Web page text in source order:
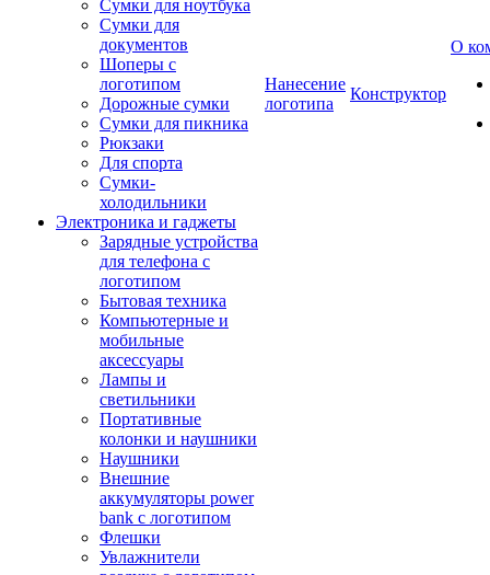
Сумки для ноутбука
Сумки для
документов
Шоперы с
логотипом
Дорожные сумки
Сумки для пикника
Рюкзаки
Для спорта
Сумки-
холодильники
Электроника и гаджеты
Зарядные устройства
для телефона с
логотипом
Бытовая техника
Компьютерные и
мобильные
аксессуары
Лампы и
светильники
Портативные
колонки и наушники
Наушники
Внешние
аккумуляторы power
bank с логотипом
Флешки
Увлажнители
Нанесение
логотипа
Конструктор
О